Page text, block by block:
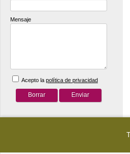
Mensaje
Acepto la política de privacidad